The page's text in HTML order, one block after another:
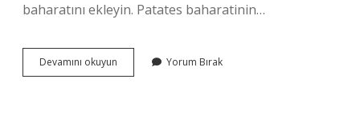
baharatını ekleyin. Patates baharatinin…
Devamını okuyun
Baharatı
Yorum Bırak